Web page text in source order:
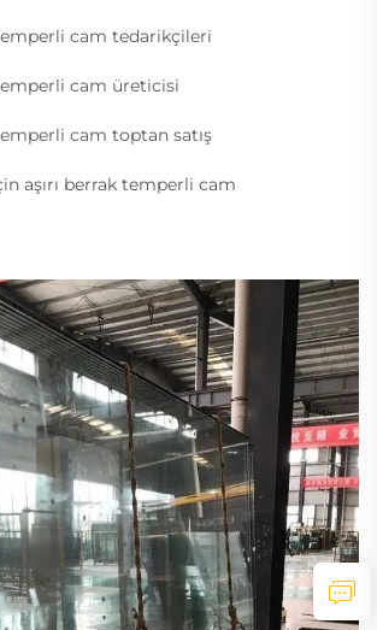
cam tedarikçileri
cam üreticisi
cam toptan satış
aşırı berrak temperli cam